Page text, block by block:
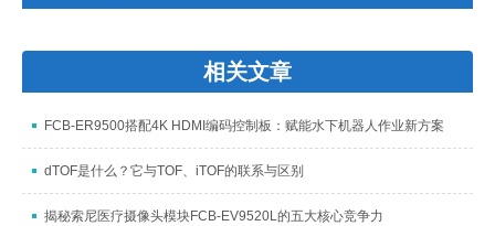
相关文章
FCB-ER9500搭配4K HDMI编码控制板：赋能水下机器人作业新方案
dTOF是什么？它与TOF、iTOF的联系与区别
揭秘索尼医疗摄像头模块FCB-EV9520L的五大核心竞争力